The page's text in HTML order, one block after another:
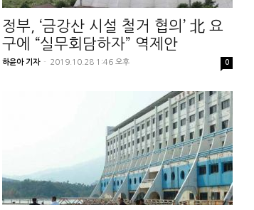
정부, ‘금강산 시설 철거 협의’ 北 요
구에 “실무회담하자” 역제안
하윤아 기자 - 2019.10.28 1:46 오후 0